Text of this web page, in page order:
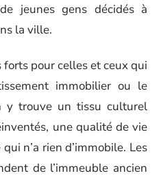
jeunes gens décidés à
la ville.
pour celles et ceux qui
immobilier ou le
y trouve un tissu culturel
une qualité de vie
n’a rien d’immobile. Les
de l’immeuble ancien